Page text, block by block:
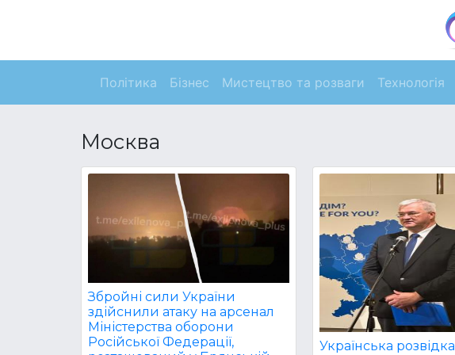
Політика Бізнес Мистецтво та розваги Технологія
Москва
Збройні сили України
здійснили атаку на арсенал
Міністерства оборони
Російської Федерації,
Українська розвідка